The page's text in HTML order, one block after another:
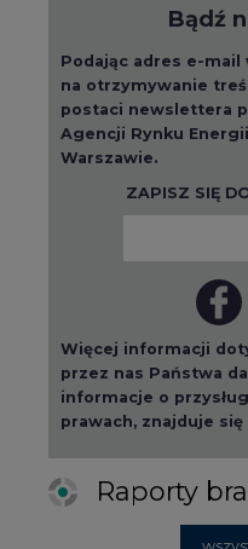
postaci newslettera
Agencji Rynku
Warszawie.
ZAPISZ SIĘ
Więcej informacji
przez nas Państwa
informacje o
prawach, znajduje się
Raporty